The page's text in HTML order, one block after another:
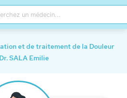
et de traitement de la Douleur
Dr. SALA Emilie